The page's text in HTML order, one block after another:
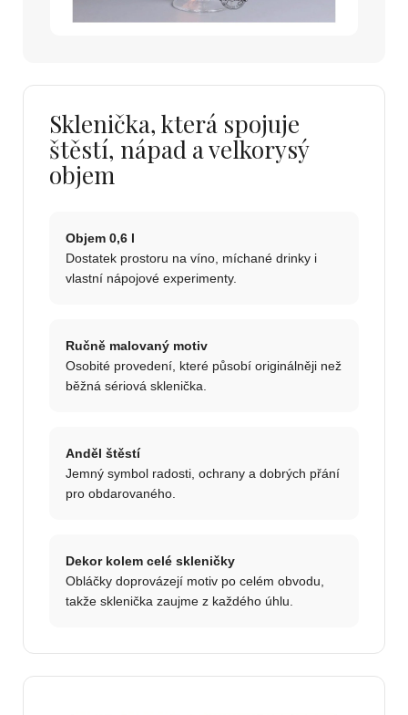
Sklenička, která spojuje
štěstí, nápad a velkorysý
objem
Objem 0,6 l
Dostatek prostoru na víno, míchané drinky i
vlastní nápojové experimenty.
Ručně malovaný motiv
Osobité provedení, které působí originálněji než
běžná sériová sklenička.
Anděl štěstí
Jemný symbol radosti, ochrany a dobrých přání
pro obdarovaného.
Dekor kolem celé skleničky
Obláčky doprovázejí motiv po celém obvodu,
takže sklenička zaujme z každého úhlu.